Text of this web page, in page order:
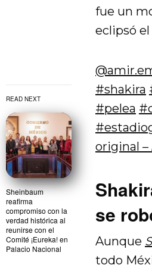
READ NEXT
Sheinbaum
reafirma
compromiso con la
verdad histórica al
reunirse con el
Comité ¡Eureka! en
Palacio Nacional
fue un
eclipsó
#shakira
#pelea
original
se
Aunque
todo